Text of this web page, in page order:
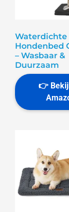
Waterdichte
Hondenbed
– Wasbaar &
Duurzaam